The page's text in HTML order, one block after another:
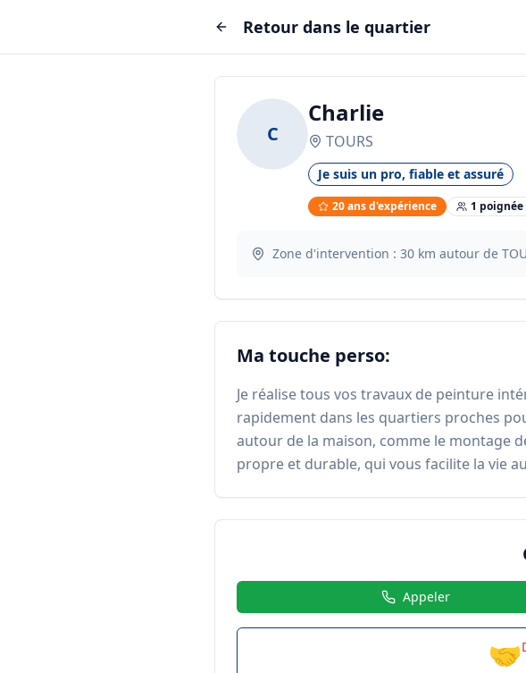
Retour dans le quartier
C
Charlie
TOURS
Je suis un pro, fiable et assuré
20ans d'expérience 1 poignée
Zone d'intervention : 30 km autour de
Ma touche perso:
Je réalise tous vos travaux de peinture
rapidement dans les quartiers proches
autour de la maison, comme le montage
propre et durable, qui vous facilite la vie
Appeler
🤝